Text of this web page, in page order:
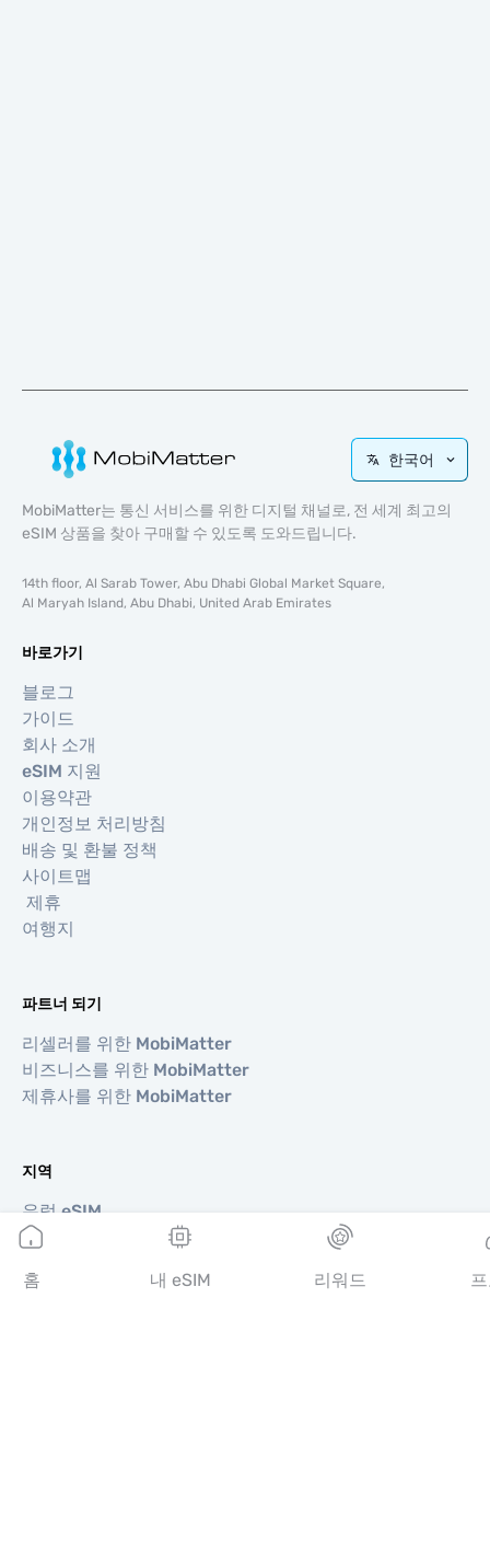
한국어
MobiMatter는 통신 서비스를 위한 디지털 채널로, 전 세계 최고의
eSIM 상품을 찾아 구매할 수 있도록 도와드립니다.
14th floor, Al Sarab Tower, Abu Dhabi Global Market Square,
Al Maryah Island, Abu Dhabi, United Arab Emirates
바로가기
블로그
가이드
회사 소개
eSIM 지원
이용약관
개인정보 처리방침
배송 및 환불 정책
사이트맵
제휴
여행지
파트너 되기
리셀러를 위한 MobiMatter
비즈니스를 위한 MobiMatter
제휴사를 위한 MobiMatter
지역
유럽 eSIM
아시아 eSIM
중동 eSIM
홈 내 eSIM 리워드